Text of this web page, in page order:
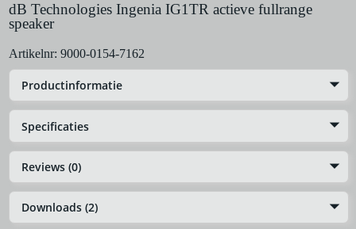
dB Technologies Ingenia IG1TR actieve fullrange
speaker
Artikelnr: 9000-0154-7162
Productinformatie
Specificaties
Reviews (0)
Downloads (2)